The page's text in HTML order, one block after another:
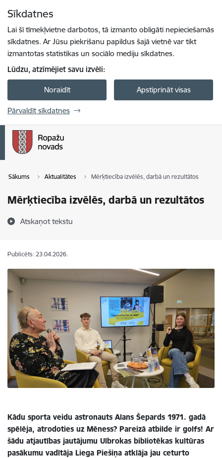
Sīkdatnes
Lai šī tīmekļvietne darbotos, tā izmanto obligāti nepieciešamās
sīkdatnes. Ar Jūsu piekrišanu papildus šajā vietnē var tikt
izmantotas statistikas un sociālo mediju sīkdatnes.
Lūdzu, atzīmējiet savu izvēli:
Noraidīt Apstiprināt visas
Pārvaldīt sīkdatnes
Sākums Aktualitātes Mērķtiecība izvēlēs, darbā un rezultātos
Mērķtiecība izvēlēs, darbā un rezultātos
Atskaņot tekstu
Publicēts: 23.04.2026.
Kādu sporta veidu astronauts Alans Šepards 1971. gadā
spēlēja, atrodoties uz Mēness? Pareizā atbilde ir golfs! Ar
šādu atjautības jautājumu Ulbrokas bibliotēkas kultūras
pasākumu vadītāja Liega Piešiņa atklāja jau ceturto